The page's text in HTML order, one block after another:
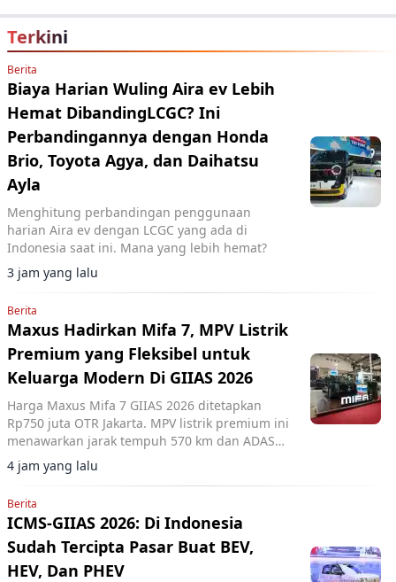
Terkini
Berita
Biaya Harian Wuling Aira ev Lebih
Hemat DibandingLCGC? Ini
Perbandingannya dengan Honda
Brio, Toyota Agya, dan Daihatsu
Ayla
Menghitung perbandingan penggunaan
harian Aira ev dengan LCGC yang ada di
Indonesia saat ini. Mana yang lebih hemat?
3 jam yang lalu
Berita
Maxus Hadirkan Mifa 7, MPV Listrik
Premium yang Fleksibel untuk
Keluarga Modern Di GIIAS 2026
Harga Maxus Mifa 7 GIIAS 2026 ditetapkan
Rp750 juta OTR Jakarta. MPV listrik premium ini
menawarkan jarak tempuh 570 km dan ADAS
Level 2+.
4 jam yang lalu
Berita
ICMS-GIIAS 2026: Di Indonesia
Sudah Tercipta Pasar Buat BEV,
HEV, Dan PHEV